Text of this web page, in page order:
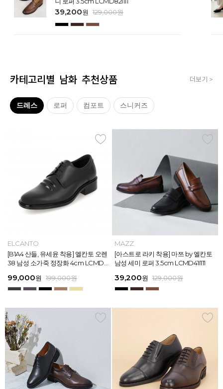
39,200원 129,000원
카테고리별 남화 추천상품 더보기 >
드레스 로퍼 컴포트 스니커즈
MAZZ
마쯔 by 엘칸토 남성 데이엔 스니커즈
3.5cm LCMS20M413
71,400원 189,000원
INTENSE
[아스트로 엠제이 착용] 인텐스 by 엘
칸토 남성 클래식 스니커즈 3cm LC
45,900원 129,000원
ELCANTO
[B1A4 산들, 유세윤 착용] 엘칸토 오렌
38 남성 소가죽 정장화 4cm LCMD3
99,000원 199,000원
MAZZ
[아스트로 라키 착용] 마쯔 by 엘칸토
남성 세미 로퍼 3.5cm LCMD41I111
39,200원 129,000원
MAZZ
[박형식, 지창욱 착용] 마쯔 by 엘칸토
남성 페니 로퍼 3.5cm LCMD82I111
39,200원 129,000원
MAZZ
[안보현 착용] 마쯔 by 엘칸토 남성 캐
쥬얼 플렉시블 로퍼 2cm LCMC93M
38,250원 159,000원
MAZZ
마쯔 by 엘칸토 남성 데일리 컴포트화
4cm LCMF95M111
38,250원 129,000원
MAZZ
마쯔 by 엘칸토 남성 캐주얼 더비 슈
즈 2.4cm LCMC21M326
38,250원 129,000원
MAZZ
마쯔 by 엘칸토 남성 데이엔 스니커즈
3.5cm LCMS20M413
71,400원 189,000원
INTENSE
[아스트로 엠제이 착용] 인텐스 by 엘
칸토 남성 클래식 스니커즈 3cm LC
45,900원 129,000원
ELCANTO
[B1A4 산들, 유세윤 착용] 엘칸토 오렌
38 남성 소가죽 정장화 4cm LCMD3
99,000원 199,000원
MAZZ
[아스트로 라키 착용] 마쯔 by 엘칸토
남성 세미 로퍼 3.5cm LCMD41I111
39,200원 129,000원